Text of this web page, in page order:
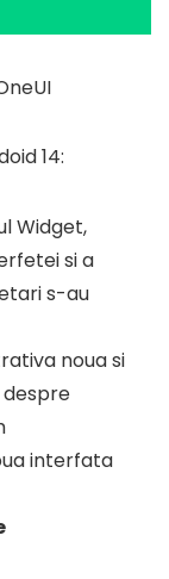
14:
Widget,
si a
s-au
noua si
interfata